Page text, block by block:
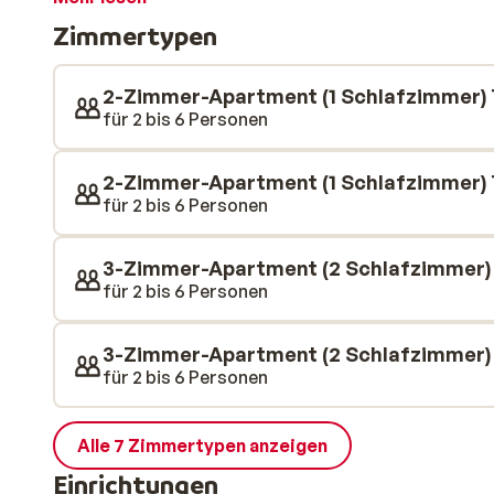
mit einer schönen Sauna, einem Hammam und einem
Muskeln vollständig entspannen können!
Zimmertypen
2-Zimmer-Apartment (1 Schlafzimmer)
für 2 bis 6 Personen
2-Zimmer-Apartment (1 Schlafzimmer)
für 2 bis 6 Personen
3-Zimmer-Apartment (2 Schlafzimmer)
für 2 bis 6 Personen
3-Zimmer-Apartment (2 Schlafzimmer)
für 2 bis 6 Personen
Alle 7 Zimmertypen anzeigen
Einrichtungen